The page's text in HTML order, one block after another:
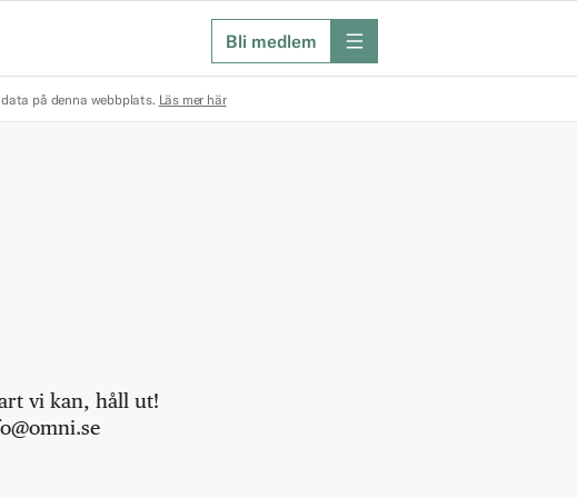
Bli medlem meny
på denna webbplats. Läs mer här
vi kan, håll ut!